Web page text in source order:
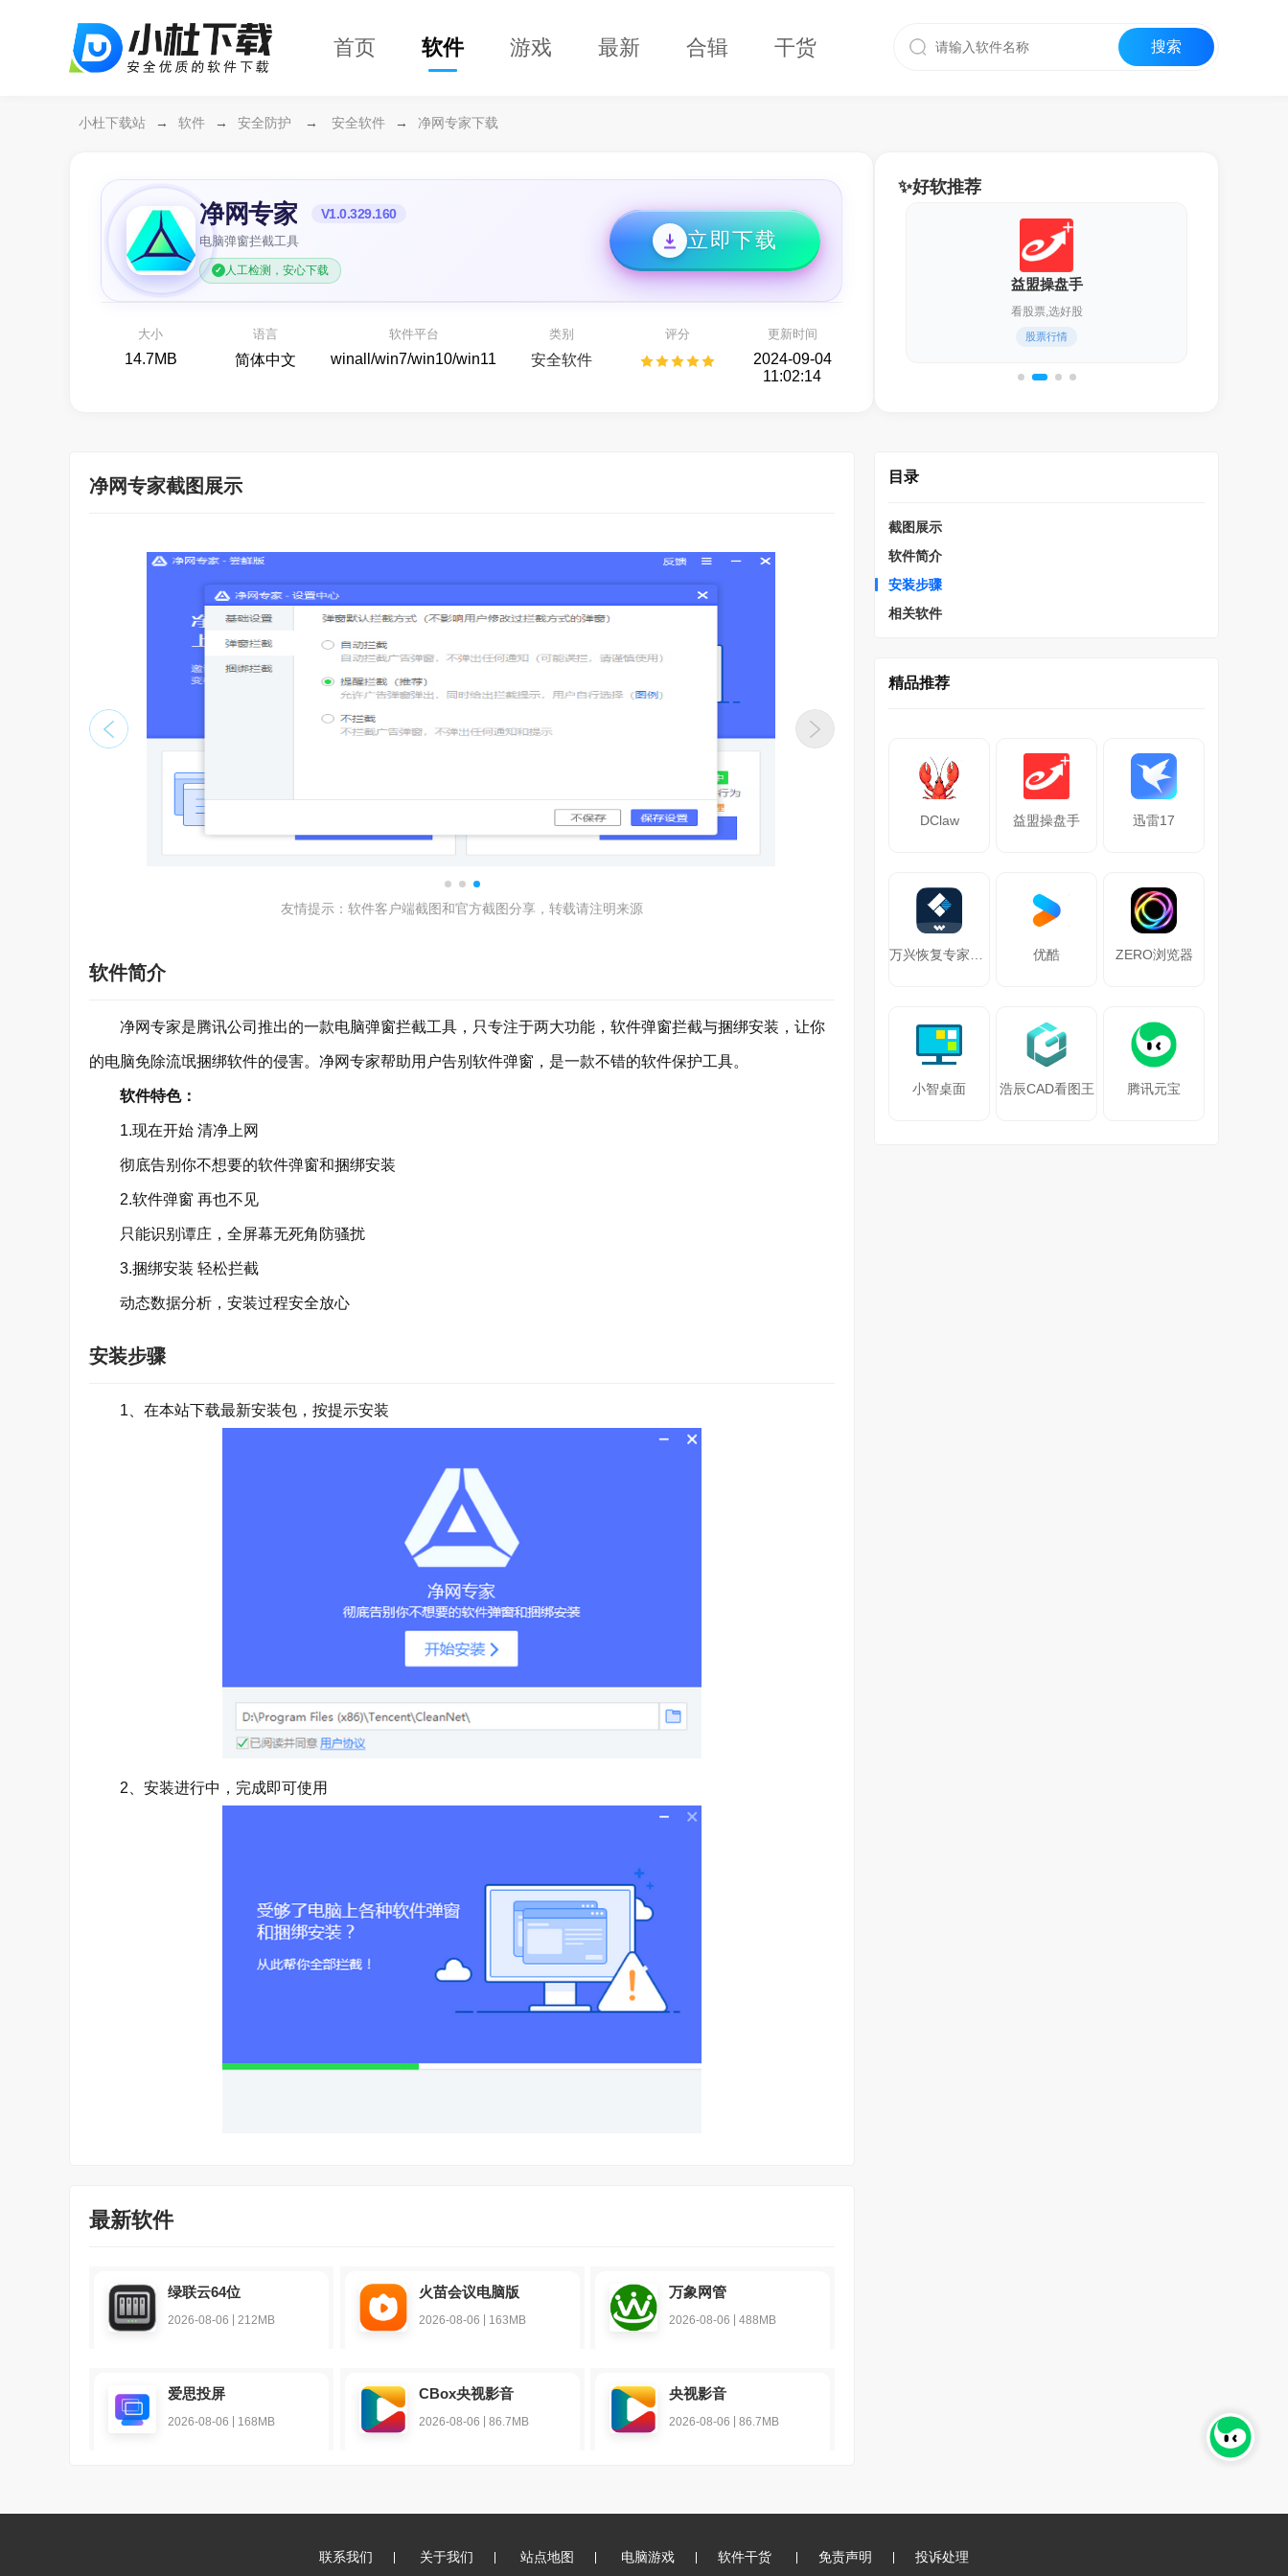
首页 软件 游戏 最新 合辑 干货
小杜下载站 → 软件 → 安全防护 → 安全软件 → 净网专家下载
净网专家 V1.0.329.160
电脑弹窗拦截工具
人工检测，安心下载
立即下载
大小
14.7MB
语言
简体中文
软件平台
winall/win7/win10/win11
类别
安全软件
评分 更新时间
2024-09-04
11:02:14
✨好软推荐
DClaw
AI助手
益盟操盘手
看股票,选好股
股票行情
净网专家截图展示
友情提示：软件客户端截图和官方截图分享，转载请注明来源
软件简介
净网专家是腾讯公司推出的一款电脑弹窗拦截工具，只专注于两大功能，软件弹窗拦截与捆绑安装，让你
的电脑免除流氓捆绑软件的侵害。净网专家帮助用户告别软件弹窗，是一款不错的软件保护工具。
软件特色：
1.现在开始 清净上网
彻底告别你不想要的软件弹窗和捆绑安装
2.软件弹窗 再也不见
只能识别谭庄，全屏幕无死角防骚扰
3.捆绑安装 轻松拦截
动态数据分析，安装过程安全放心
安装步骤
1、在本站下载最新安装包，按提示安装
2、安装进行中，完成即可使用
最新软件
绿联云64位
2026-08-06 | 212MB
火苗会议电脑版
2026-08-06 | 163MB
万象网管
2026-08-06 | 488MB
爱思投屏
2026-08-06 | 168MB
CBox央视影音
2026-08-06 | 86.7MB
央视影音
2026-08-06 | 86.7MB
目录
截图展示
软件简介
安装步骤
相关软件
精品推荐
DClaw 益盟操盘手 迅雷17
优酷 ZERO浏览器
小智桌面 浩辰CAD看图王 腾讯元宝
联系我们 关于我们 站点地图 电脑游戏 软件干货 免责声明 投诉处理